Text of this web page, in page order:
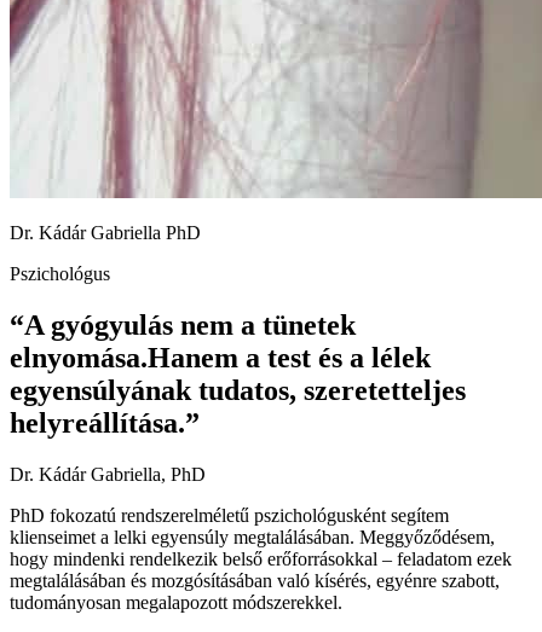
Dr. Kádár Gabriella PhD
Pszichológus
“A gyógyulás nem a tünetek
elnyomása.Hanem a test és a lélek
egyensúlyának tudatos, szeretetteljes
helyreállítása.”
Dr. Kádár Gabriella, PhD
PhD fokozatú rendszerelméletű pszichológusként segítem
klienseimet a lelki egyensúly megtalálásában. Meggyőződésem,
hogy mindenki rendelkezik belső erőforrásokkal – feladatom ezek
megtalálásában és mozgósításában való kísérés, egyénre szabott,
tudományosan megalapozott módszerekkel.